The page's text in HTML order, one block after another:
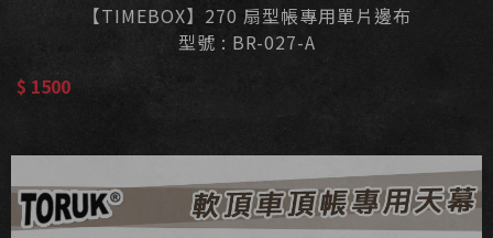
【TIMEBOX】270 扇型帳專用單片邊布
型號 : BR-027-A
$ 1500